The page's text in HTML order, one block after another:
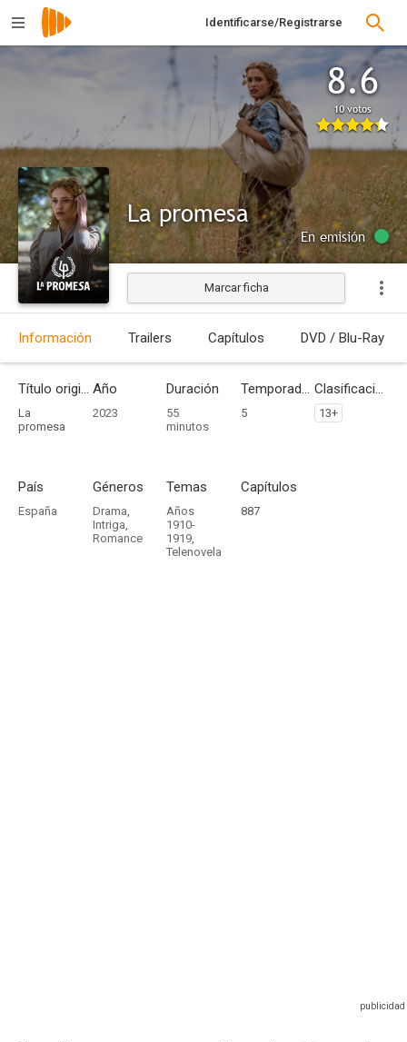
Identificarse/Registrarse
8.6
10 votos
La promesa
En emisión
Marcar ficha
Información Trailers Capítulos DVD / Blu-Ray
Título original
La
promesa
Año
2023
Duración
55
minutos
Temporadas
5
Clasificación por edades
13+
País
España
Géneros
Drama,
Intriga,
Romance
Temas
Años
1910-
1919,
Telenovela
Capítulos
887